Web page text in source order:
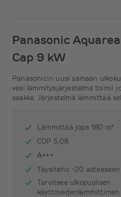
Panasonic
Cap 9 kW
Panasonicin uusi samaan
vesi lämmitysjärjestelmä toimii
saakka. Järjestelmä lämmittää
Lämmittää jopa 180 m²
COP 5,08
A+++
Täysiteho -20 asteeseen
Tarvitsee ulkopuolisen
käyttövedenlämmittimen